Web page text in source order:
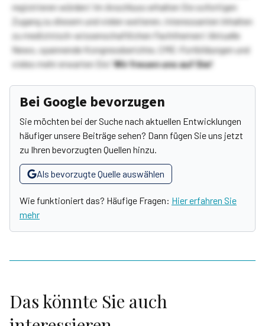
registrieren würden! Im Anschluss erhalten Sie sofortigen
Zugang zu diesem und vielen weiteren, interessanten Inhalten
zu medizinisch-wissenschaftlichen Fachthemen! Aktuelle
News, spannende Kongressberichte, CME-Fortbildungen und
vieles mehr erwarten Sie!Wir freuen uns auf Sie!
Bei Google bevorzugen
Sie möchten bei der Suche nach aktuellen Entwicklungen
häufiger unsere Beiträge sehen? Dann fügen Sie uns jetzt
zu Ihren bevorzugten Quellen hinzu.
Als bevorzugte Quelle auswählen
Wie funktioniert das? Häufige Fragen: Hier erfahren Sie
mehr
Das könnte Sie auch